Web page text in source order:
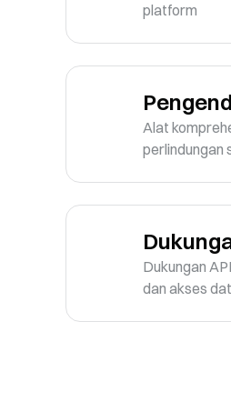
platform
Alat
perlindungan
Dukungan
dan akses